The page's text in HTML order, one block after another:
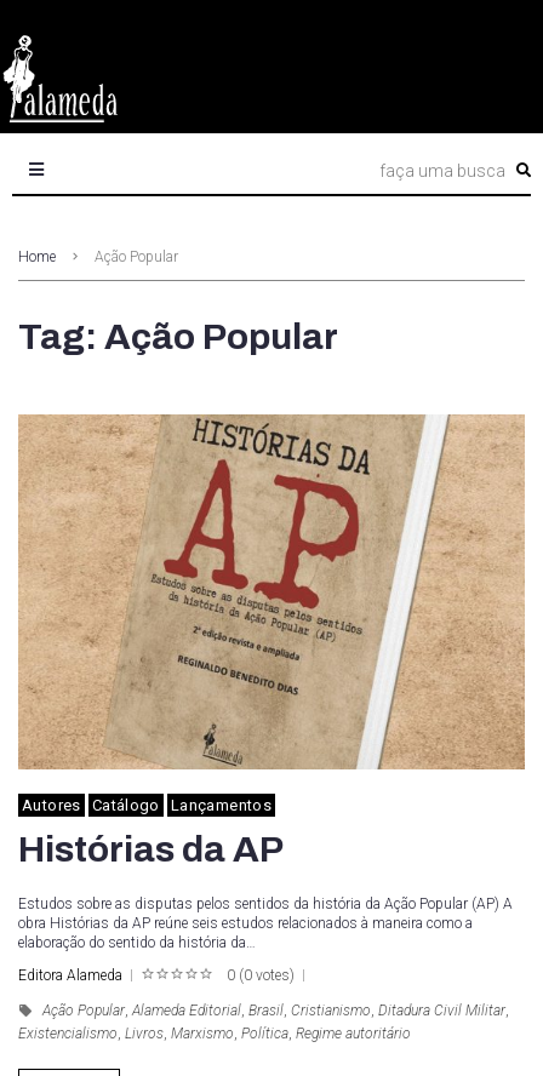
Home Ação Popular
Tag: Ação Popular
Autores Catálogo Lançamentos
Histórias da AP
Estudos sobre as disputas pelos sentidos da história da Ação Popular (AP) A
obra Histórias da AP reúne seis estudos relacionados à maneira como a
elaboração do sentido da história da…
Editora Alameda
0 (0 votes)
Ação Popular, Alameda Editorial Brasil Cristianismo Ditadura Civil Militar,
Existencialismo Livros Marxismo Política Regime autoritário